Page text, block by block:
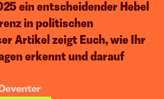
Creation
Content
Events
Supperclub &
ein entscheidender Hebel
in politischen
Artikel zeigt Euch, wie Ihr
erkennt und darauf